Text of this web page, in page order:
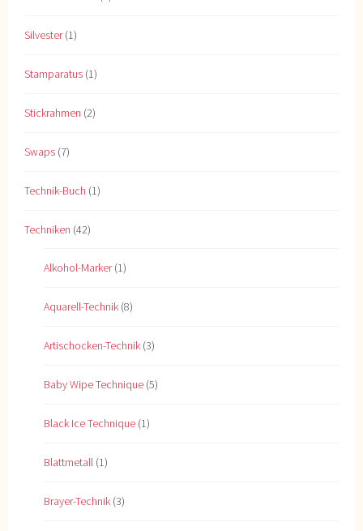
Silvester(1)
Stamparatus (1)
Stickrahmen (2)
Swaps (7)
Technik-Buch (1)
Techniken (42)
Alkohol-Marker(1)
Aquarell-Technik (8)
Artischocken-Technik (3)
Baby Wipe Technique (5)
Black Ice Technique (1)
Blattmetall (1)
Brayer-Technik (3)